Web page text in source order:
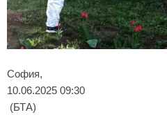
София,
10.06.2025 09:30
(БТА)